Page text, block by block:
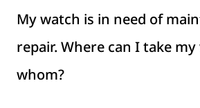
My watch is in need of
repair. Where can I take
whom?